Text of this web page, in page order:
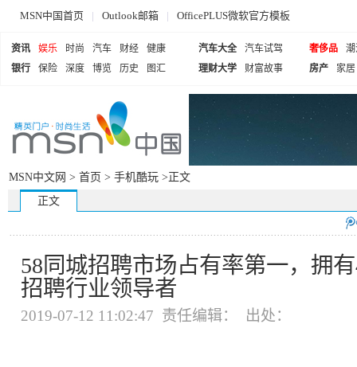
MSN中国首页 | Outlook邮箱 | OfficePLUS微软官方模板
资讯 娱乐 时尚 汽车 财经
健康
银行
保险 深度 博览 历史 图汇
汽车大全
汽车试驾
理财大学
财富故事
奢侈品
房产
家居
MSN中文网 > 首页 > 手机酷玩 >正文
正文
58同城招聘市场占有率第一，拥
招聘行业领导者
2019-07-12 11:02:47 责任编辑： 出处：